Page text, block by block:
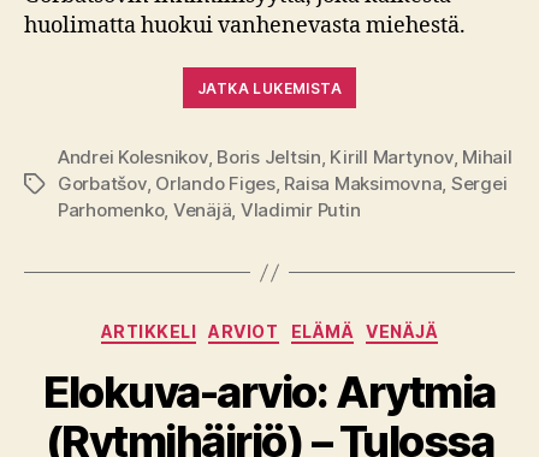
huolimatta huokui vanhenevasta miehestä.
JATKA LUKEMISTA
Avainsanat
Andrei Kolesnikov, Boris Jeltsin, Kirill Martynov, Mihail
Gorbatšov, Orlando Figes, Raisa Maksimovna, Sergei
Parhomenko, Venäjä, Vladimir Putin
Kategoriat
ARTIKKELI ARVIOT ELÄMÄ VENÄJÄ
Elokuva-arvio: Arytmia
(Rytmihäiriö) – Tulossa